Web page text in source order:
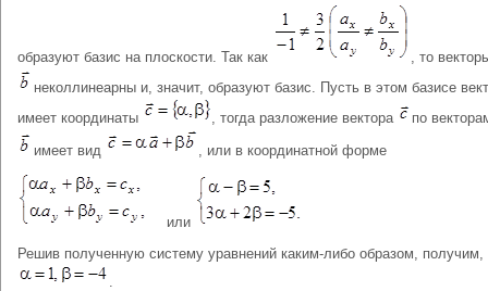
образуют базис на плоскости. Так как
, то
неколлинеарны и, значит, образуют базис. Пусть в этом базисе
имеет координаты
, тогда разложение вектора
по
имеет вид
, или в координатной форме
или
Решив полученную систему уравнений каким-либо образом, получим,
.